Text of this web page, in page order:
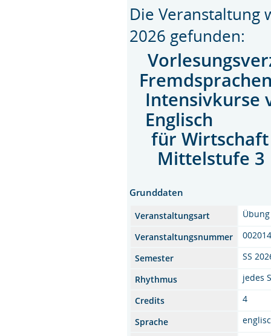
Die Veranstaltung
2026 gefunden:
Intensivkurse
Englisch
für Wirtschaft
Mittelstufe 3
Grunddaten
Veranstaltungsart
Übung
Veranstaltungsnummer
Semester
SS
Rhythmus
jedes
Credits
4
Sprache